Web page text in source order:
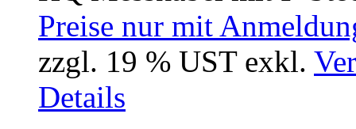
Preise nur mit
zzgl. 19 % UST exkl.
Details